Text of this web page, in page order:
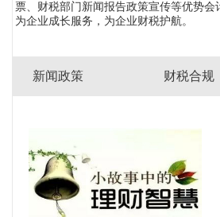
票、财税部门新闻报告政策宣传等优势会
为企业成长服务，为企业财税护航。
新闻政策 财税合规